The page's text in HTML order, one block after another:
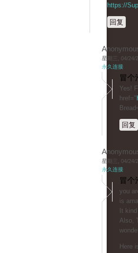
https://
回复
星期三, 04/24/
永久连接
冒个
Yes!
href="
回复
星期三, 04/24/
永久连接
冒个
you
is
It
Also,
Here